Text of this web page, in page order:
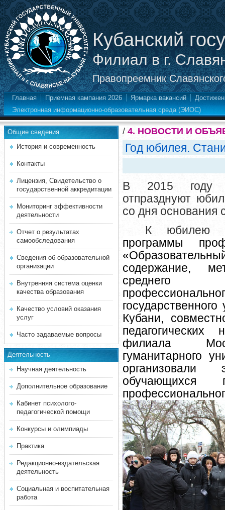
Кубанский
Филиал в г.
Правопреемник
Главная Приемная кампания 2026 Ярмарка вакансий
Электронная информационно-образовательная среда (ЭИОС)
Общие сведения
История и современность
Контакты
Лицензия, Свидетельство о
государственной аккредитации
Мониторинг эффективности
деятельности
Отчет о результатах
самообследования
Сведения об образовательной
организации
Внутренняя система оценки
качества образования
Качество условий оказания
услуг
Часто задаваемые вопросы
Деятельность
Научная деятельность
Дополнительное образование
Кабинет психолого-
педагогической помощи
Конкурсы и олимпиады
Практика
Редакционно-издательская
деятельность
Социальная и воспитательная
работа
/ 4. НОВОСТИ И
Год юбилея.
В 2015 году
отпразднуют
со дня основания
К юбилею
программы
содержание,
среднего
Кубани,
филиала
гуманитарного
обучающихся